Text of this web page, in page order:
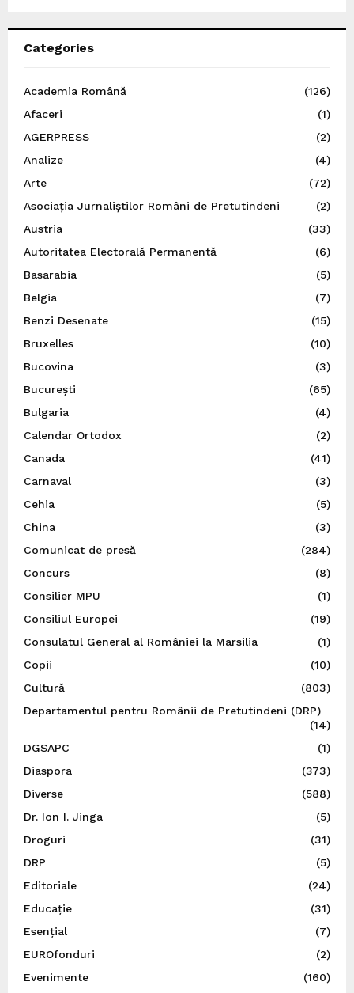
Categories
Academia Română
(126)
Afaceri
(1)
AGERPRESS
(2)
Analize
(4)
Arte
(72)
Asociația Jurnaliștilor Români de Pretutindeni
(2)
Austria
(33)
Autoritatea Electorală Permanentă
(6)
Basarabia
(5)
Belgia
(7)
Benzi Desenate
(15)
Bruxelles
(10)
Bucovina
(3)
București
(65)
Bulgaria
(4)
Calendar Ortodox
(2)
Canada
(41)
Carnaval
(3)
Cehia
(5)
China
(3)
Comunicat de presă
(284)
Concurs
(8)
Consilier MPU
(1)
Consiliul Europei
(19)
Consulatul General al României la Marsilia
(1)
Copii
(10)
Cultură
(803)
Departamentul pentru Românii de Pretutindeni (DRP)
(14)
DGSAPC
(1)
Diaspora
(373)
Diverse
(588)
Dr. Ion I. Jinga
(5)
Droguri
(31)
DRP
(5)
Editoriale
(24)
Educație
(31)
Esențial
(7)
EUROfonduri
(2)
Evenimente
(160)